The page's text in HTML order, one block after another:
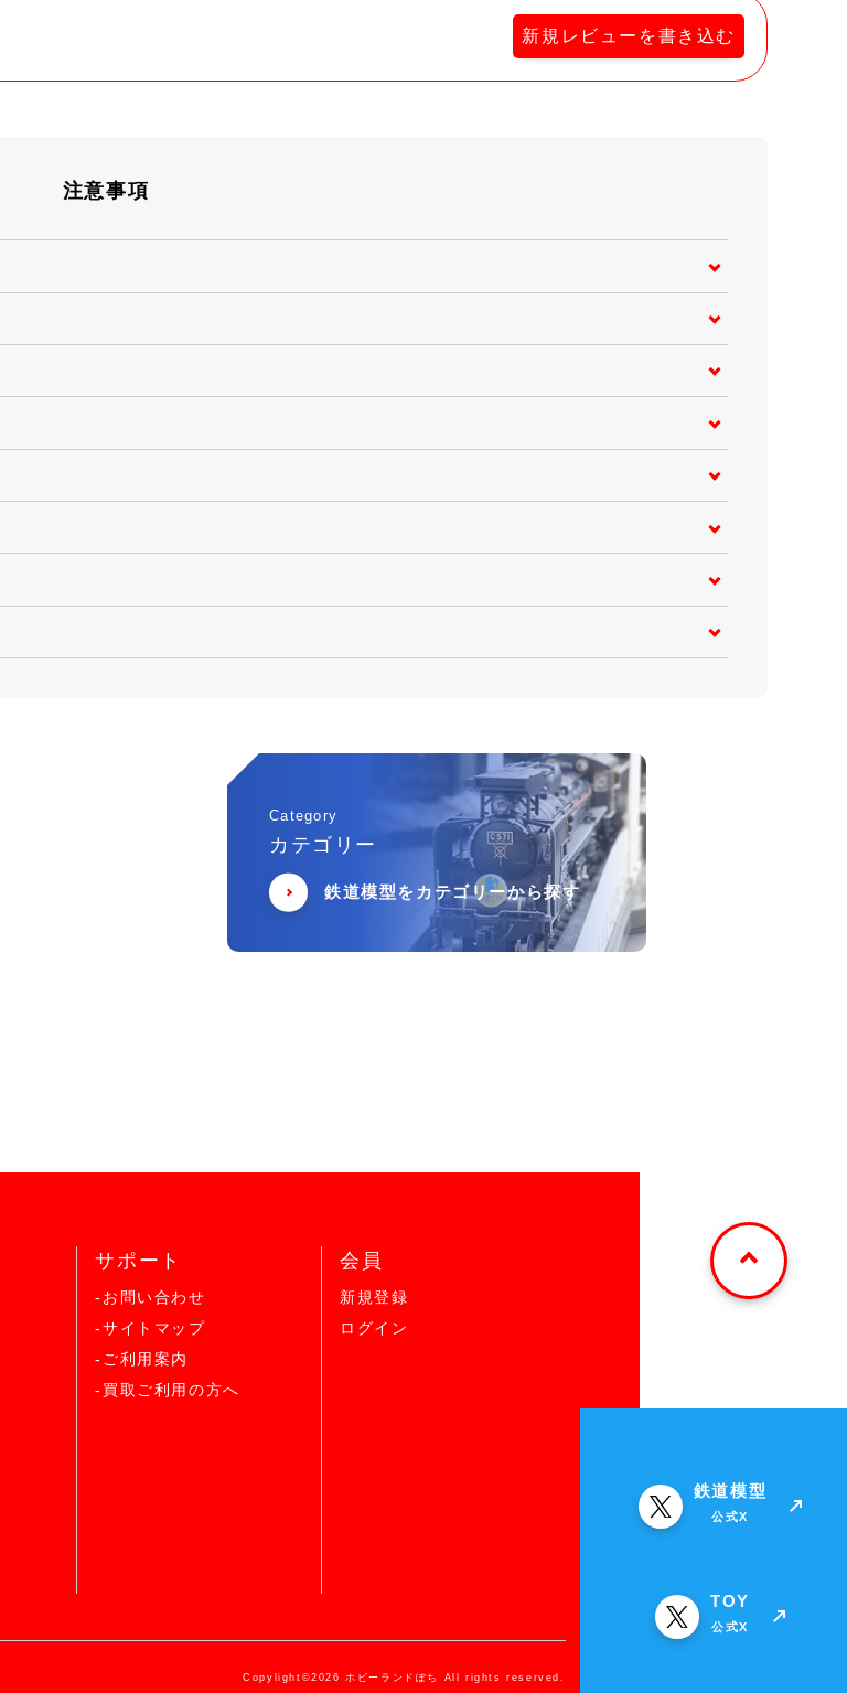
新規レビューを書き込む
注意事項
Category
カテゴリー
鉄道模型をカテゴリーから探す
サポート
-お問い合わせ
-サイトマップ
-ご利用案内
-買取ご利用の方へ
会員
新規登録
ログイン
Copylight©2026 ホビーランドぽち All rights reserved.
鉄道模型
公式X
TOY
公式X